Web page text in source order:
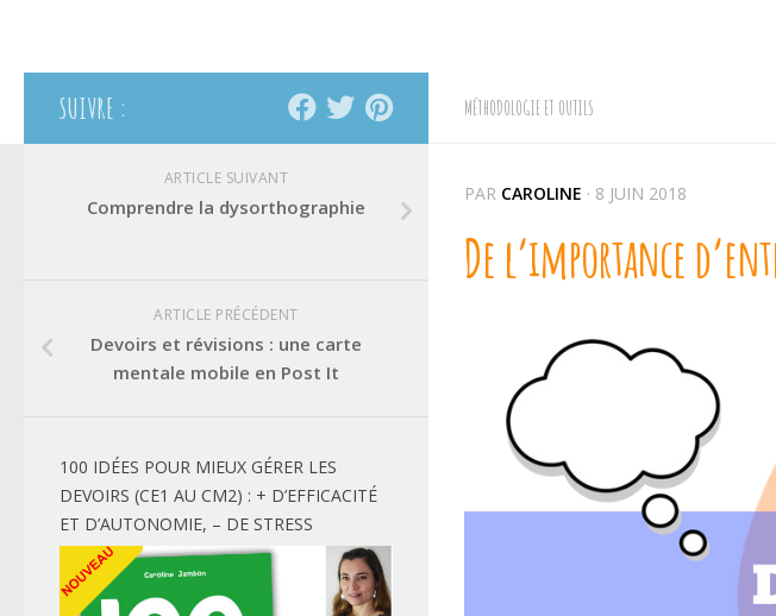
MÉTHODOLOGIE ET OUTILS
PAR CAROLINE · 8 JUIN 2018
De l’importance
SUIVRE :
ARTICLE SUIVANT
Comprendre la dysorthographie
ARTICLE PRÉCÉDENT
Devoirs et révisions : une carte
mentale mobile en Post It
100 IDÉES POUR MIEUX GÉRER LES
DEVOIRS (CE1 AU CM2) : + D’EFFICACITÉ
ET D’AUTONOMIE, – DE STRESS